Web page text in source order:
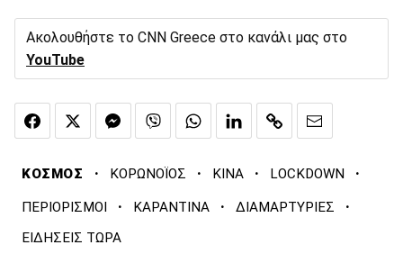
Ακολουθήστε το CNN Greece στο κανάλι μας στο
YouTube
ΚΟΣΜΟΣ · ΚΟΡΩΝΟΪΟΣ · ΚΙΝΑ · LOCKDOWN ·
ΠΕΡΙΟΡΙΣΜΟΙ · ΚΑΡΑΝΤΙΝΑ · ΔΙΑΜΑΡΤΥΡΙΕΣ ·
ΕΙΔΗΣΕΙΣ ΤΩΡΑ